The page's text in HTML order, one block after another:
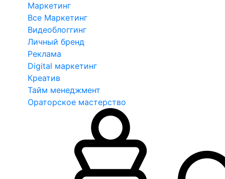
Маркетинг
Все Маркетинг
Видеоблоггинг
Личный бренд
Реклама
Digital маркетинг
Креатив
Тайм менеджмент
Ораторское мастерство